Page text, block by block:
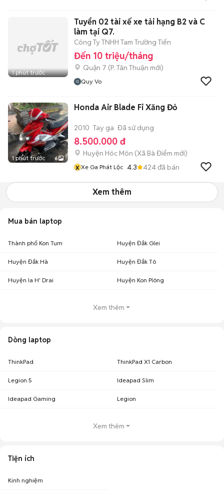
1 phút trước
Tuyển 02 tài xế xe tải hạng B2 và C
làm tại Q7.
Công Ty TNHH Tam Trường Tiến
Đến 10 triệu/tháng
Quận 7 (P. Tân Thuận mới)
Quy Vo
1 phút trước 6
Honda Air Blade Fi Xăng Đỏ
2010 Tay ga Đã sử dụng
8.500.000 đ
Huyện Hóc Môn (Xã Bà Điểm mới)
x Xe Ga Phát Lộc 4.3 424đã bán
Xem thêm
Mua bán laptop
Thành phố Kon Tum Huyện Đắk Glei
Huyện Đắk Hà Huyện Đắk Tô
Huyện Ia H' Drai Huyện Kon Plông
Xem thêm
Dòng laptop
ThinkPad ThinkPad X1 Carbon
Legion 5 Ideapad Slim
Ideapad Gaming Legion
Xem thêm
Tiện ích
Kinh nghiệm